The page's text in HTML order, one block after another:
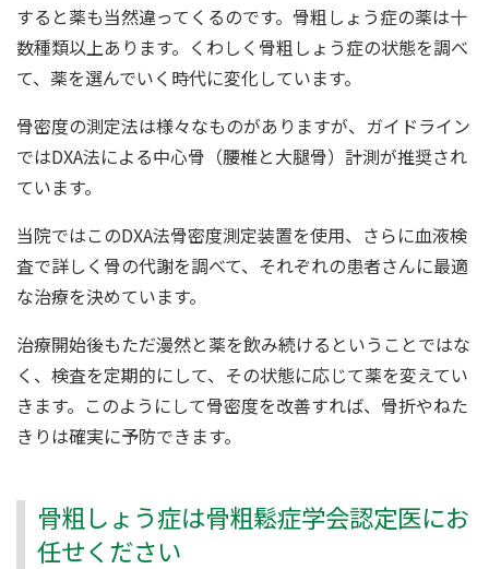
すると薬も当然違ってくるのです。骨粗しょう症の薬は十
数種類以上あります。くわしく骨粗しょう症の状態を調べ
て、薬を選んでいく時代に変化しています。
骨密度の測定法は様々なものがありますが、ガイドライン
ではDXA法による中心骨（腰椎と大腿骨）計測が推奨され
ています。
当院ではこのDXA法骨密度測定装置を使用、さらに血液検
査で詳しく骨の代謝を調べて、それぞれの患者さんに最適
な治療を決めています。
治療開始後もただ漫然と薬を飲み続けるということではな
く、検査を定期的にして、その状態に応じて薬を変えてい
きます。このようにして骨密度を改善すれば、骨折やねた
きりは確実に予防できます。
骨粗しょう症は骨粗鬆症学会認定医にお
任せください